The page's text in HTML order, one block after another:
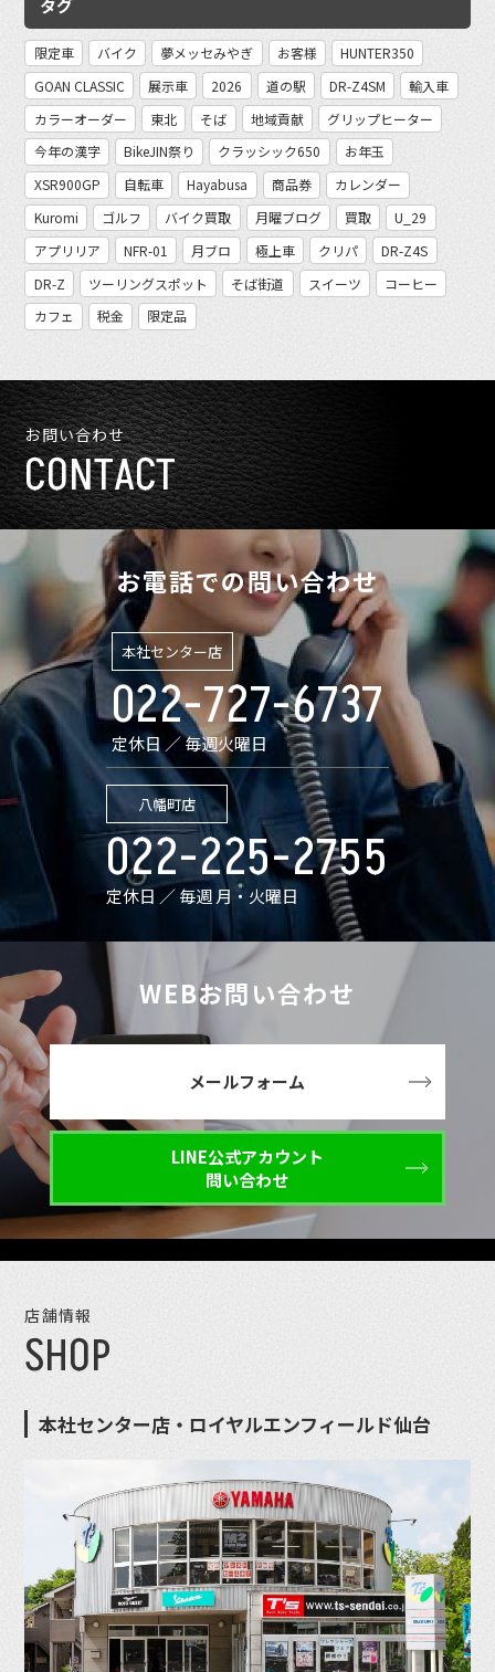
限定車 バイク 夢メッセみやぎ お客様
HUNTER350
GOAN CLASSIC
展示車 2026 道の駅 DR-Z4SM
輸入車
カラーオーダー
東北 そば 地域貢献
グリップヒーター
今年の漢字
BikeJIN祭り クラッシック650
お年玉
XSR900GP
自転車 Hayabusa 商品券
カレンダー
Kuromi
ゴルフ バイク買取 月曜ブログ 買取
U_29
アプリリア
NFR-01 月ブロ 極上車 クリパ
DR-Z4S
DR-Z
ツーリングスポット そば街道 スイーツ
コーヒー
カフェ
税金 限定品
お問い合わせ
CONTACT
お電話での問い合わせ
本社センター店
022-727-6737
定休日 ／ 毎週火曜日
八幡町店
022-225-2755
定休日 ／ 毎週 月・火曜日
WEBお問い合わせ
メールフォーム
LINE公式アカウント
問い合わせ
店舗情報
SHOP
本社センター店・ロイヤルエンフィールド仙台